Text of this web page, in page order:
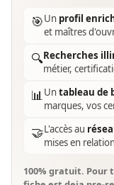
🎯Un profil
et maîtres
🔍Recherches
métier,
📊Untableau de
marques, vos
🤝L'accès au
mises en
100% gratuit. Pour